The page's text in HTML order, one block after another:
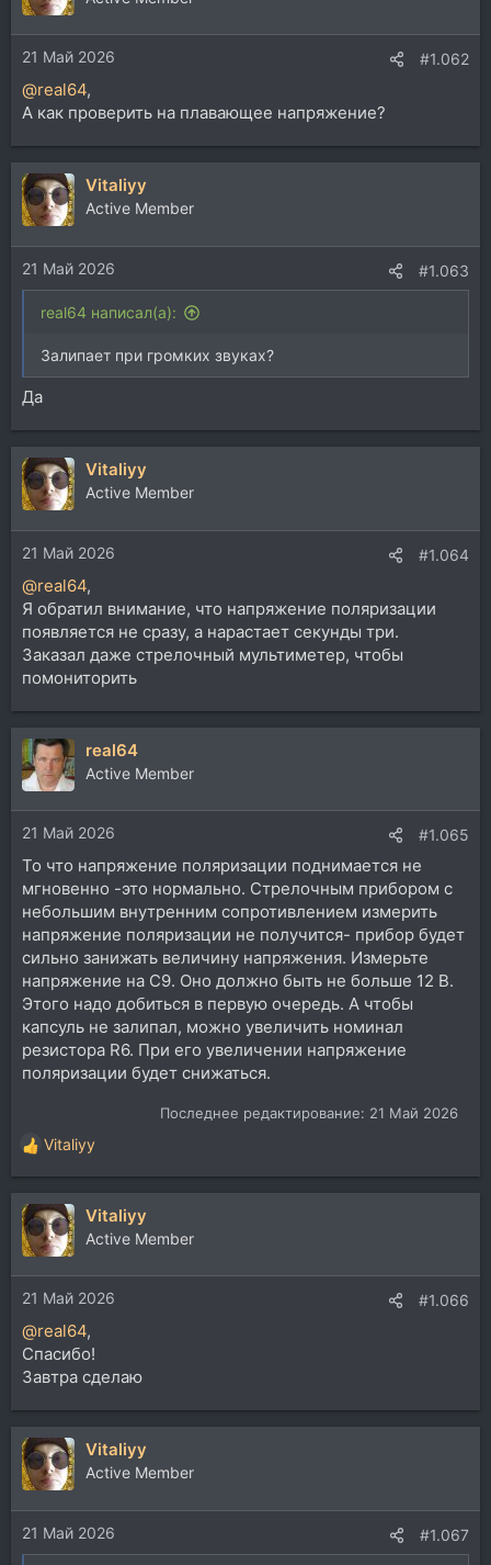
21 Май 2026 #1.062
@real64,
А как проверить на плавающее напряжение?
Vitaliyy
Active Member
21 Май 2026 #1.063
real64 написал(а):
Залипает при громких звуках?
Да
Vitaliyy
Active Member
21 Май 2026 #1.064
@real64,
Я обратил внимание, что напряжение поляризации
появляется не сразу, а нарастает секунды три.
Заказал даже стрелочный мультиметер, чтобы
помониторить
real64
Active Member
21 Май 2026 #1.065
То что напряжение поляризации поднимается не
мгновенно -это нормально. Стрелочным прибором с
небольшим внутренним сопротивлением измерить
напряжение поляризации не получится- прибор будет
сильно занижать величину напряжения. Измерьте
напряжение на C9. Оно должно быть не больше 12 В.
Этого надо добиться в первую очередь. А чтобы
капсуль не залипал, можно увеличить номинал
резистора R6. При его увеличении напряжение
поляризации будет снижаться.
Последнее редактирование: 21 Май 2026
Р
е
а
к
ц
и
и
:
Vitaliyy
Vitaliyy
Active Member
21 Май 2026 #1.066
@real64,
Спасибо!
Завтра сделаю
Vitaliyy
Active Member
21 Май 2026 #1.067